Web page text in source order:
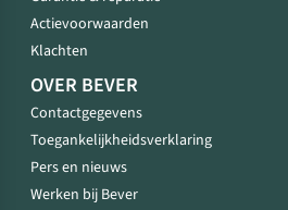
Actievoorwaarden
Klachten
OVER BEVER
Contactgegevens
Toegankelijkheidsverklaring
Pers en nieuws
Werken bij Bever